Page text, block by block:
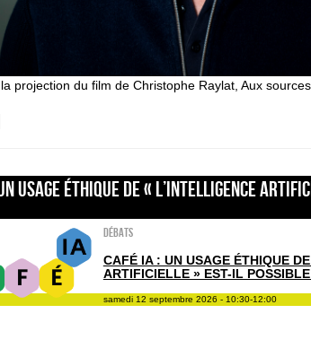
projection du film de Christophe Raylat, Aux
usage éthique de « l’intelligence
Débats
CAFÉ IA : UN USAGE ÉTHIQUE
ARTIFICIELLE » EST-IL
samedi 12 septembre 2026 - 10:30-12:00